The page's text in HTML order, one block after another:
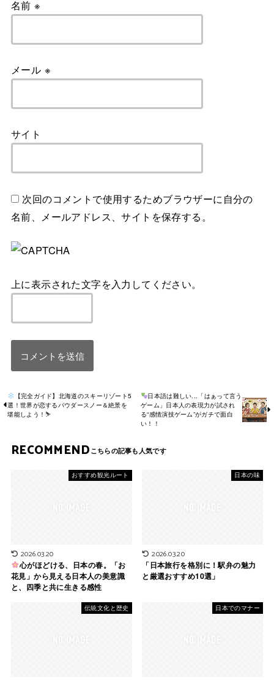
名前※
メール ※
サイト
次回のコメントで使用するためブラウザーに自分の
名前、メールアドレス、サイトを保存する。
上に表示された文字を入力してください。
【完全ガイド】北海道のスキーリゾート5
選！世界が恋するパウダースノー＆絶景を
堪能しよう！⛷
日本語は難しい...「はぁって言う
ゲーム」日本人の表現力が試され
る“感情演技ゲーム”がガチで面白
い！！
RECOMMEND
おすすめ観光ルート
2026.03.20
心がほどける、日本の春。「お
花見」から見える日本人の美意識
と、四季と共に生きる感性
日本の味
2026.03.20
「日本旅行を格別に！駅弁の魅力
と厳選おすすめ10選」
伝統文化と歴史 日本でのマナー